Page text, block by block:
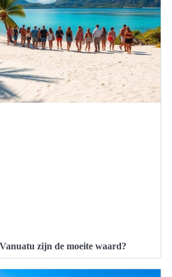
zijn de moeite waard?